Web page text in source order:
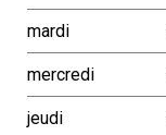
mardi
mercredi
jeudi